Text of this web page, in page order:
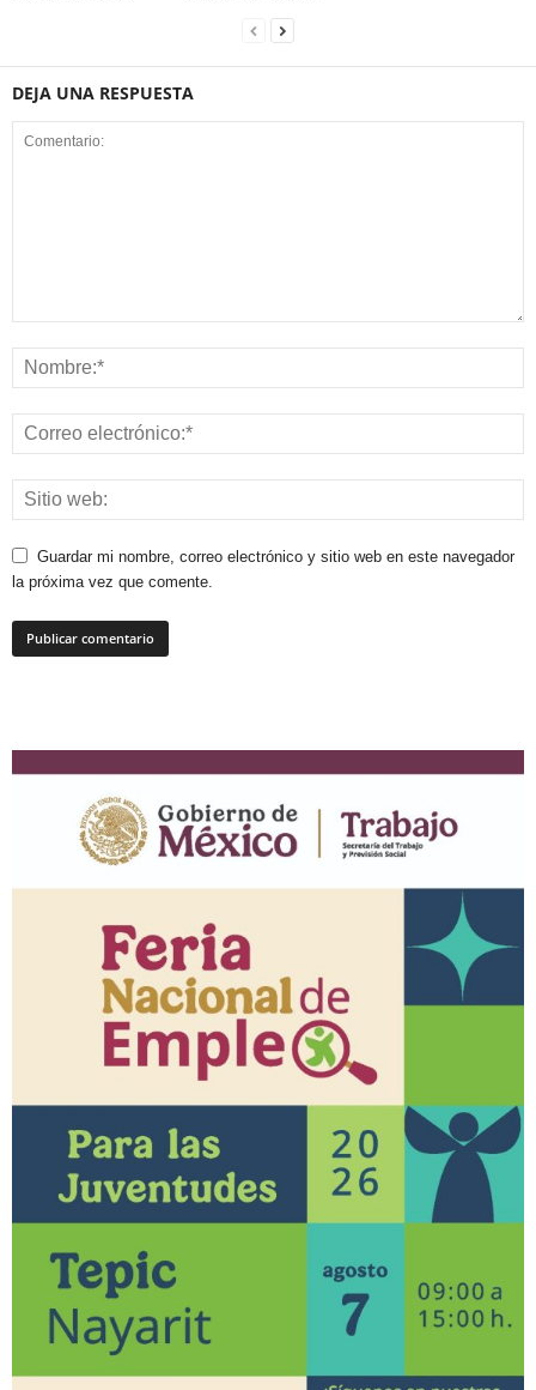
DEJA UNA RESPUESTA
Guardar mi nombre, correo electrónico y sitio web en este navegador
la próxima vez que comente.